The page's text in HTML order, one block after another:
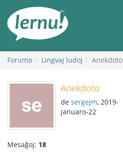
enhavo
Forumo Lingvaj ludoj Anekdoto
Anekdoto
de sergejm, 2019-
januaro-22
Mesaĝoj: 18